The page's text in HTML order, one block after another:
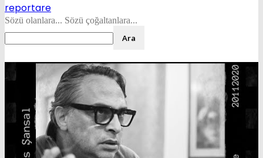
reportare
Sözü olanlara... Sözü çoğaltanlara...